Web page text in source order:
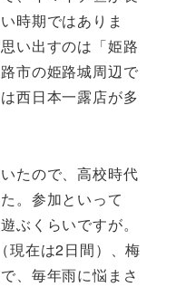
時期ではありま
い出すのは「姫路
市の姫路城周辺で
西日本一露店が多
たので、高校時代
。参加といって
ぶくらいですが。
現在は2日間）、梅
、毎年雨に悩まさ